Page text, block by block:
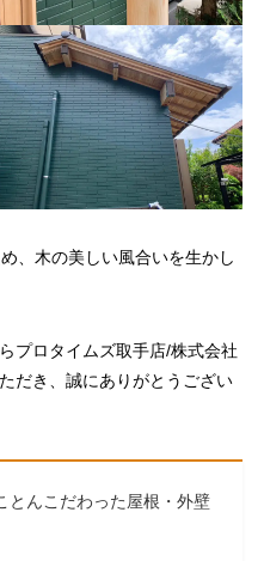
、木の美しい風合いを生かし
プロタイムズ取手店/株式会社
だき、誠にありがとうござい
とんこだわった屋根・外壁